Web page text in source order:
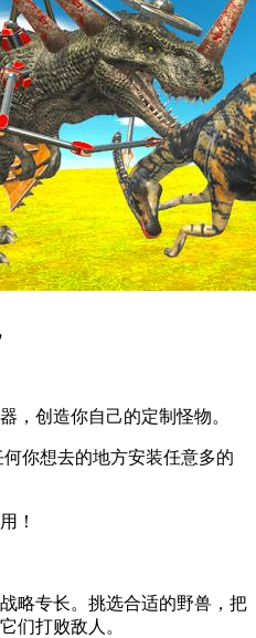
，创造你自己的定制怪物。
你想去的地方安装任意多的
！
略专长。挑选合适的野兽，把
们打败敌人。